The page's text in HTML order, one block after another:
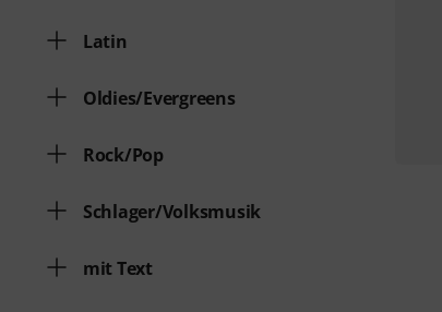
Latin
Oldies/Evergreens
Rock/Pop
Schlager/Volksmusik
mit Text